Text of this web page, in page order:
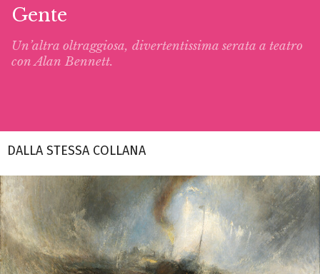
Gente
Un’altra oltraggiosa, divertentissima serata a teatro
con Alan Bennett.
DALLA STESSA COLLANA